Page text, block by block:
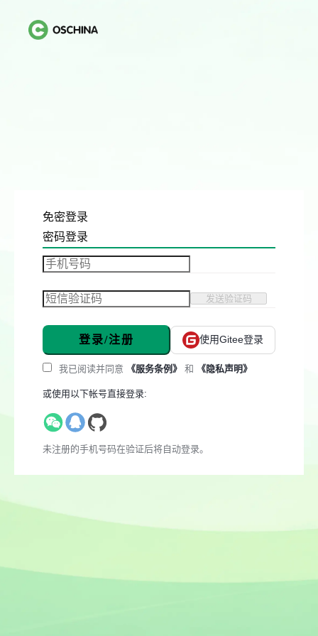
免密登录
密码登录
发送验证码
登录/注册 使用Gitee登录
我已阅读并同意 《服务条例》 和 《隐私声明》
或使用以下帐号直接登录:
未注册的手机号码在验证后将自动登录。